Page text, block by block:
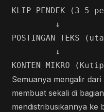
KLIP PENDEK (3-5
         ↓
POSTINGAN
         ↓
Semuanya mengalir
membuat sekali di
mendistribusikannya ke